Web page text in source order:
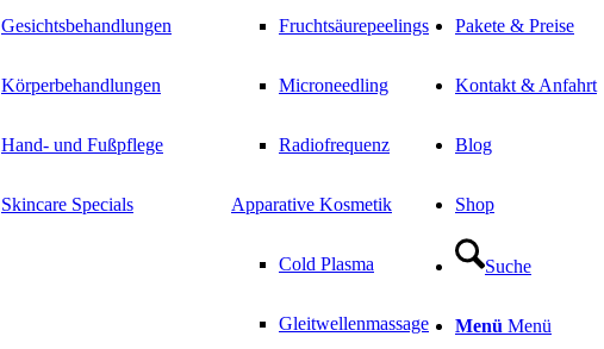
Gesichtsbehandlungen
Körperbehandlungen
Hand- und Fußpflege
Skincare Specials
Fruchtsäurepeelings
Microneedling
Radiofrequenz
Apparative Kosmetik
Cold Plasma
Gleitwellenmassage
Pakete & Preise
Kontakt & Anfahrt
Blog
Shop
Suche
Menü Menü